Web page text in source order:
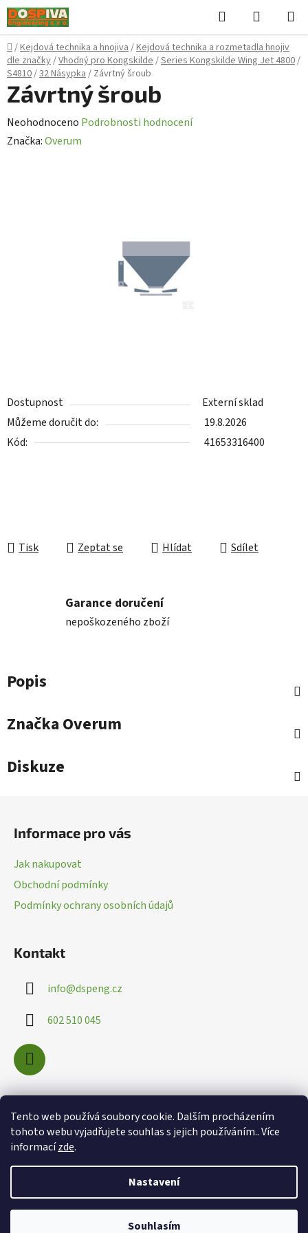
Tento web používá soubory cookie. Dalším procházením
tohoto webu vyjadřujete souhlas s jejich používáním.. Více
informacízde.
Nastavení
Souhlasím
Přejít
na
obsah
Hledat
KOŠÍK
Domů
/Kejdová technika a hnojiva/Kejdová technika a rozmetadla hnojiv
dle značky/Vhodný pro Kongskilde/Series Kongskilde Wing Jet 4800/
S4810/32 Násypka/ Závrtný šroub
Dostupnost
Externí sklad
Můžeme doručit do:
19.8.2026
Kód:
41653316400
Tisk Zeptat se Hlídat Sdílet
Závrtný šroub
Průměrné
hodnocení
Neohodnoceno Podrobnosti hodnocení
Značka:Overum
Garance doručení
nepoškozeného zboží
Popis
Značka Overum
Diskuze
Informace pro vás
Jak nakupovat
Obchodní podmínky
Podmínky ochrany osobních údajů
Kontakt
info@dspeng.cz
602 510 045
Nákupní košík
Vytvořil Shoptet